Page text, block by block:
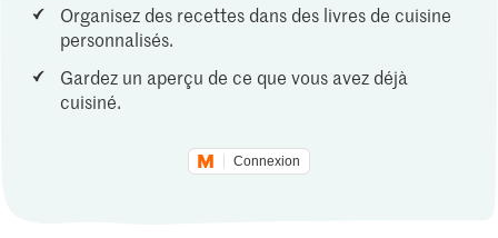
Organisez des recettes dans des livres de cuisine
personnalisés.
Gardez un aperçu de ce que vous avez déjà
cuisiné.
Connexion